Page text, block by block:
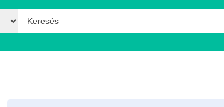
Keresés űrlap